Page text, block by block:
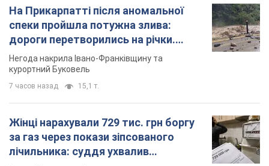
На Прикарпатті після аномальної
спеки пройшла потужна злива:
дороги перетворились на річки.
Відео
Негода накрила Івано-Франківщину та
курортний Буковель
7 часов назад 15,1 т.
Жінці нарахували 729 тис. грн боргу
за газ через покази зіпсованого
лічильника: суддя ухвалив